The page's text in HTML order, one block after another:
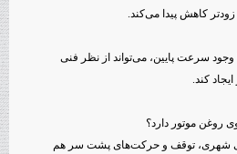
کاهش پیدا می‌کند.
وجود سرعت پایین، می‌تواند از نظر فنی
کند.
روغن موتور دارد؟
شهری، توقف و حرکت‌های پشت سر هم